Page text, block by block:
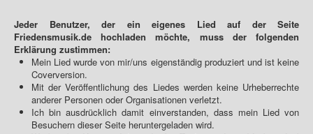
Jeder Benutzer, der ein eigenes Lied auf der Seite
Friedensmusik.de hochladen möchte, muss der folgenden
Erklärung zustimmen:
Mein Lied wurde von mir/uns eigenständig produziert und ist keine
Coverversion.
Mit der Veröffentlichung des Liedes werden keine Urheberrechte
anderer Personen oder Organisationen verletzt.
Ich bin ausdrücklich damit einverstanden, dass mein Lied von
Besuchern dieser Seite heruntergeladen wird.